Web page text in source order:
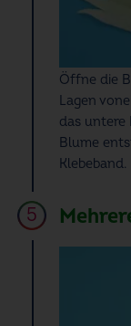
Öffne die
Lagen
das untere
Blume
Klebeband.